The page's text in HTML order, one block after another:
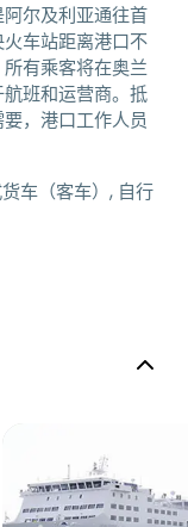
尔及利亚通往首
车站距离港口不
有乘客将在奥兰
班和运营商。抵
，港口工作人员
车（客车）, 自行